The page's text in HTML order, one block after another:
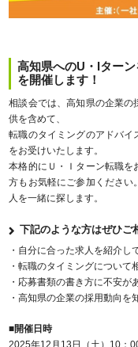
高知県へのU・Iター
を開催します！
相談会では、高知県の企業の
供を含めて、
転職のタイミングのアドバイ
をお受けいたします。
本格的にＵ・Ｉターン転職を
方もお気軽にご参加くださ
人を一緒に探します。
下記のような方はぜひご
・自分に合った求人を紹介し
・転職のタイミングについて
・応募書類の書き方に不安が
・高知県の企業の採用動向
■開催日時
2025年12月13日（土）10：